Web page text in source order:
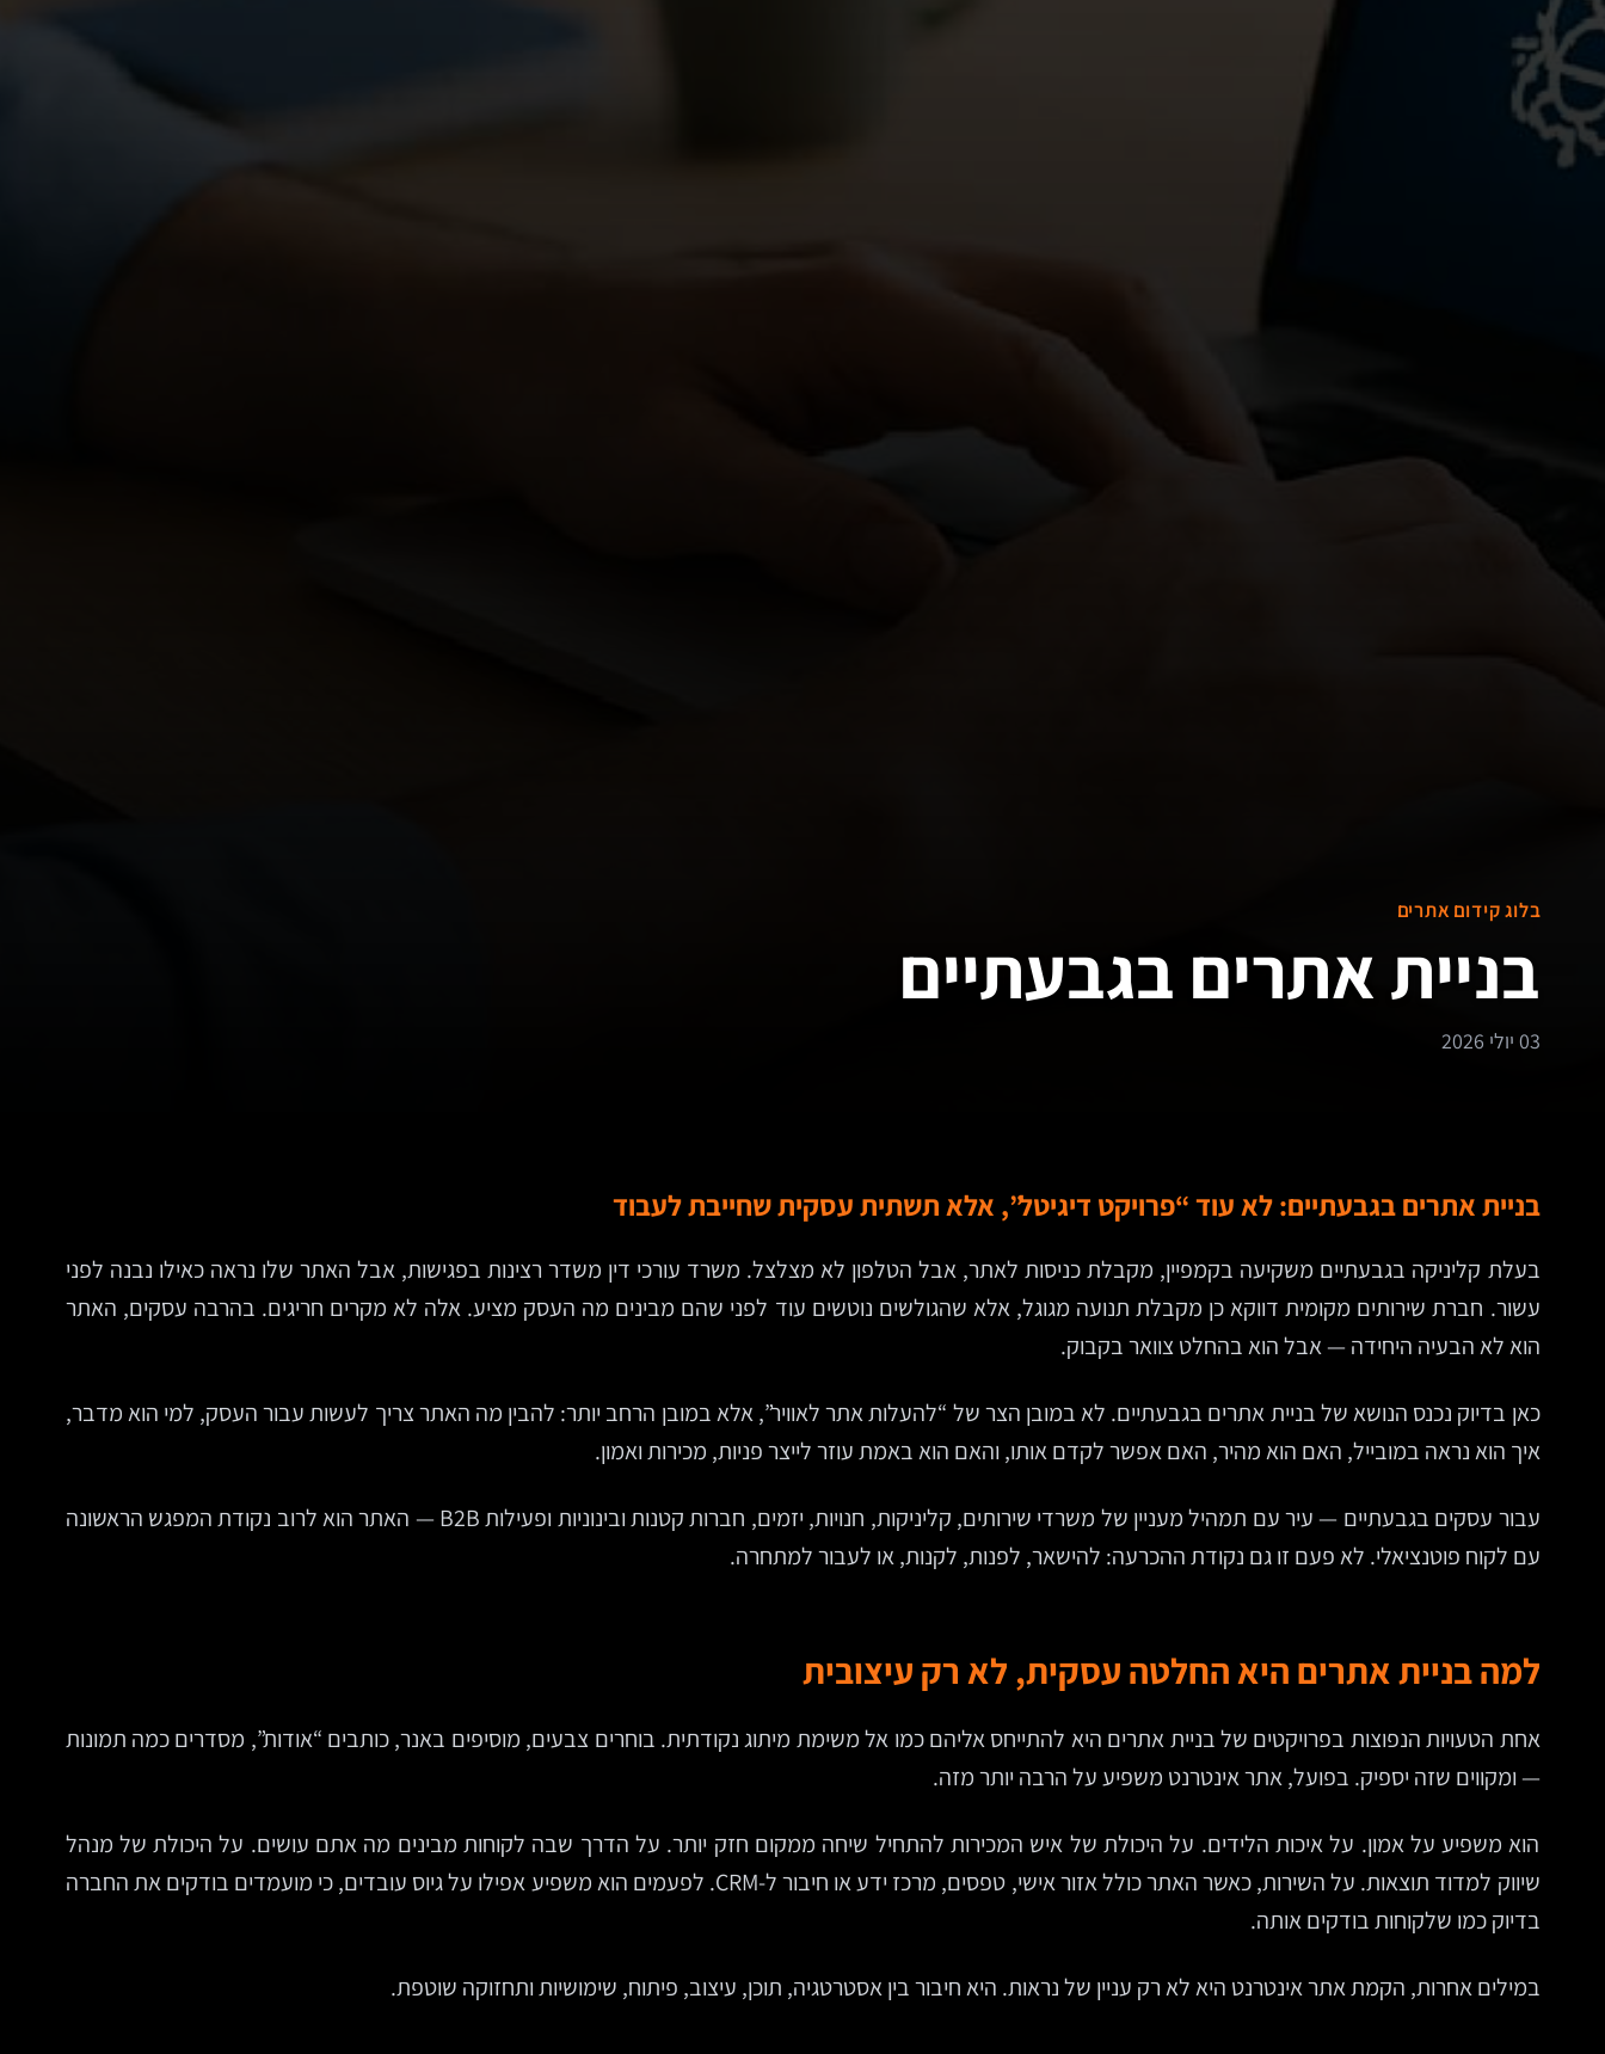
בלוג קידום אתרים
בניית אתרים בגבעתיים
03 יולי 2026
בניית אתרים בגבעתיים: לא עוד “פרויקט דיגיטל”, אלא תשתית עסקית שחייבת לעבוד
בעלת קליניקה בגבעתיים משקיעה בקמפיין, מקבלת כניסות לאתר, אבל הטלפון לא מצלצל. משרד עורכי דין משדר רצינות בפגישות, אבל האתר שלו נראה כאילו נבנה לפני
עשור. חברת שירותים מקומית דווקא כן מקבלת תנועה מגוגל, אלא שהגולשים נוטשים עוד לפני שהם מבינים מה העסק מציע. אלה לא מקרים חריגים. בהרבה עסקים, האתר
הוא לא הבעיה היחידה — אבל הוא בהחלט צוואר בקבוק.
כאן בדיוק נכנס הנושא של בניית אתרים בגבעתיים. לא במובן הצר של “להעלות אתר לאוויר”, אלא במובן הרחב יותר: להבין מה האתר צריך לעשות עבור העסק, למי הוא מדבר,
איך הוא נראה במובייל, האם הוא מהיר, האם אפשר לקדם אותו, והאם הוא באמת עוזר לייצר פניות, מכירות ואמון.
עבור עסקים בגבעתיים — עיר עם תמהיל מעניין של משרדי שירותים, קליניקות, חנויות, יזמים, חברות קטנות ובינוניות ופעילות B2B — האתר הוא לרוב נקודת המפגש הראשונה
עם לקוח פוטנציאלי. לא פעם זו גם נקודת ההכרעה: להישאר, לפנות, לקנות, או לעבור למתחרה.
למה בניית אתרים היא החלטה עסקית, לא רק עיצובית
אחת הטעויות הנפוצות בפרויקטים של בניית אתרים היא להתייחס אליהם כמו אל משימת מיתוג נקודתית. בוחרים צבעים, מוסיפים באנר, כותבים “אודות”, מסדרים כמה תמונות
— ומקווים שזה יספיק. בפועל, אתר אינטרנט משפיע על הרבה יותר מזה.
הוא משפיע על אמון. על איכות הלידים. על היכולת של איש המכירות להתחיל שיחה ממקום חזק יותר. על הדרך שבה לקוחות מבינים מה אתם עושים. על היכולת של מנהל
שיווק למדוד תוצאות. על השירות, כאשר האתר כולל אזור אישי, טפסים, מרכז ידע או חיבור ל-CRM. לפעמים הוא משפיע אפילו על גיוס עובדים, כי מועמדים בודקים את החברה
בדיוק כמו שלקוחות בודקים אותה.
במילים אחרות, הקמת אתר אינטרנט היא לא רק עניין של נראות. היא חיבור בין אסטרטגיה, תוכן, עיצוב, פיתוח, שימושיות ותחזוקה שוטפת.